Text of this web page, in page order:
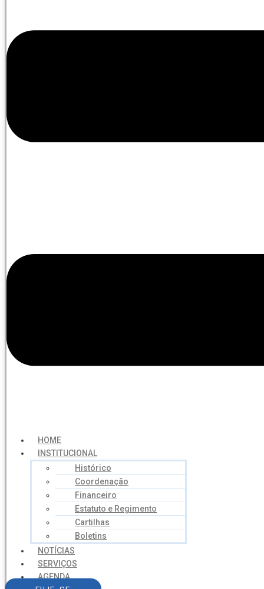
HOME
INSTITUCIONAL
Histórico
Coordenação
Financeiro
Estatuto e Regimento
Cartilhas
Boletins
NOTÍCIAS
SERVIÇOS
AGENDA